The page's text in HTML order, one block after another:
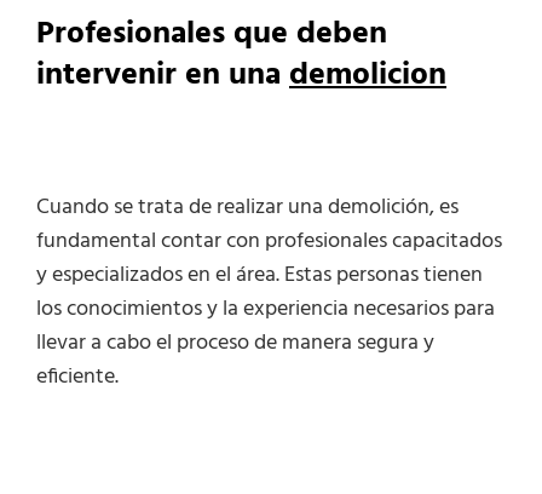
Profesionales que deben
intervenir en unademolicion
Cuando se trata de realizar una demolición, es
fundamental contar con profesionales capacitados
y especializados en el área. Estas personas tienen
los conocimientos y la experiencia necesarios para
llevar a cabo el proceso de manera segura y
eficiente.